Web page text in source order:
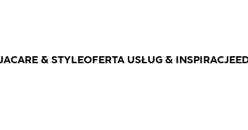
CARE & STYLEOFERTA USŁUG & INSPIRACJE